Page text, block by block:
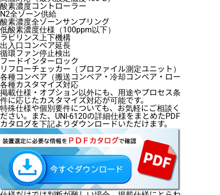
酸素濃度コントローラー
N2全ゾーン供給
酸素濃度全ゾーンサンプリング
低酸素濃度仕様（100ppm以下）
ラビリンス上下機構
出入口コンベア延長
循環ファン停止検出
フードインターロック
リフローチェッカー（プロファイル測定ユニット）
各種コンベア（搬送コンベア・冷却コンベア・ローダー・ア
各種カスタマイズ対応
掲載仕様・オプション以外にも、用途やプロセス条
件に応じたカスタマイズ対応が可能です。
特殊仕様や個別要件についても、お気軽にご相談く
ださい。また、UNI-6120の詳細仕様をまとめたPDF
カタログを下記よりダウンロードいただけます。